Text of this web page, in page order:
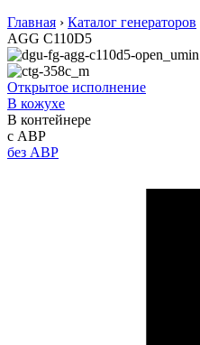
Главная › Каталог генераторов
AGG C110D5
Открытое исполнение
В кожухе
В контейнере
с АВР
без АВР